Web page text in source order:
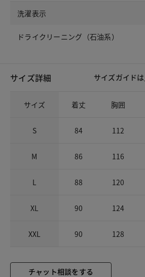
洗濯表示
ドライクリーニング（石油系）
サイズ詳細 サイズガイドは
サイズ 着丈 胸囲
S 84 112
M 86 116
L 88 120
XL 90 124
XXL 90 128
チャット相談をする